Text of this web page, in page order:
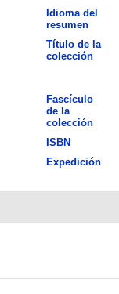
Idioma del
resumen
Título de la
colección
Fascículo
de la
colección
ISBN
Expedición